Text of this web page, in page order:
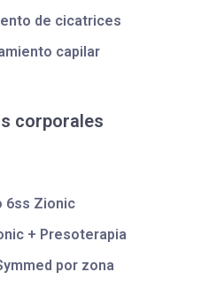
de cicatrices
capilar
corporales
6ss Zionic
+ Presoterapia
por zona